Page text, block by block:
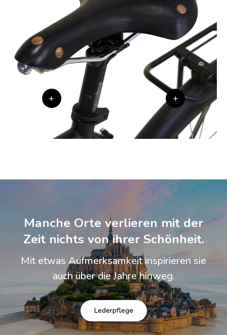
+ +
Manche Orte verlieren mit der
Zeit nichts von ihrer Schönheit.
Mit etwas Aufmerksamkeit inspirieren sie
auch über die Jahre hinweg.
Lederpflege